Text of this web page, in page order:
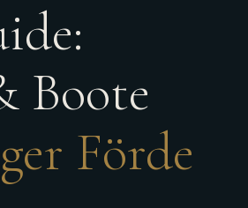
Boote
Förde